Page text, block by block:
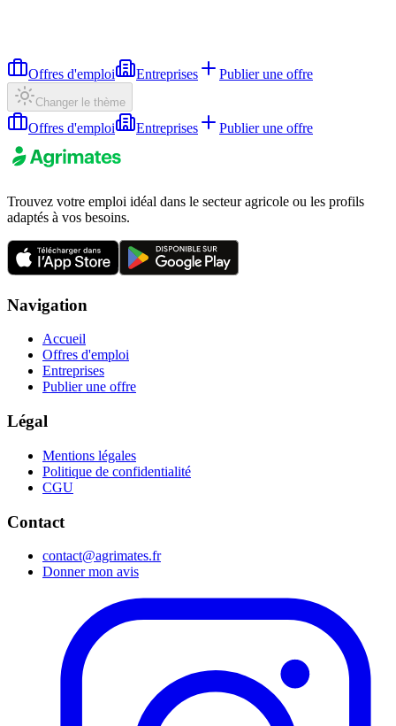
Offres d'emploi Entreprises Publier une offre
Changer le thème
Offres d'emploi Entreprises Publier une offre
Trouvez votre emploi idéal dans le secteur agricole ou les profils
adaptés à vos besoins.
Navigation
Accueil
Offres d'emploi
Entreprises
Publier une offre
Légal
Mentions légales
Politique de confidentialité
CGU
Contact
contact@agrimates.fr
Donner mon avis